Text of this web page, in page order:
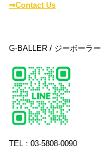
⇒Contact Us
G-BALLER / ジーボーラー
TEL : 03-5808-0090